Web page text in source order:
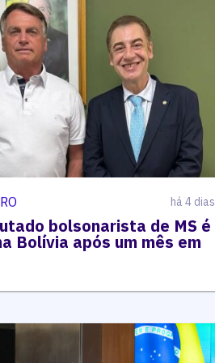
há 4 dias
bolsonarista de MS é
Bolívia após um mês em